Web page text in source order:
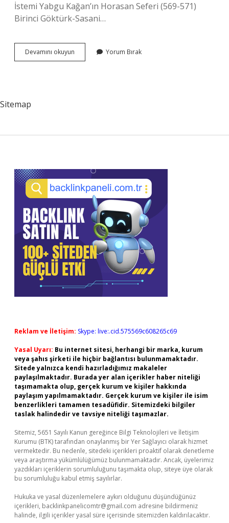
İstemi Yabgu Kağan’ın Horasan Seferi (569-571)
Birinci Göktürk-Sasani…
Devamını okuyun Göktürk
Devletinin
Yorum Bırak
Sitemap
Sidebar
Reklam ve İletişim: Skype: live:.cid.575569c608265c69
Yasal Uyarı: Bu internet sitesi, herhangi bir marka, kurum
veya şahıs şirketi ile hiçbir bağlantısı bulunmamaktadır.
Sitede yalnızca kendi hazırladığımız makaleler
paylaşılmaktadır. Burada yer alan içerikler haber niteliği
taşımamakta olup, gerçek kurum ve kişiler hakkında
paylaşım yapılmamaktadır. Gerçek kurum ve kişiler ile isim
benzerlikleri tamamen tesadüfidir. Sitemizdeki bilgiler
taslak halindedir ve tavsiye niteliği taşımazlar.
Sitemiz, 5651 Sayılı Kanun gereğince Bilgi Teknolojileri ve İletişim
Kurumu (BTK) tarafından onaylanmış bir Yer Sağlayıcı olarak hizmet
vermektedir. Bu nedenle, sitedeki içerikleri proaktif olarak denetleme
veya araştırma yükümlülüğümüz bulunmamaktadır. Ancak, üyelerimiz
yazdıkları içeriklerin sorumluluğunu taşımakta olup, siteye üye olarak
bu sorumluluğu kabul etmiş sayılırlar.
Hukuka ve yasal düzenlemelere aykırı olduğunu düşündüğünüz
içerikleri, backlinkpanelicomtr@gmail.com adresine bildirmeniz
halinde, ilgili içerikler yasal süre içerisinde sitemizden kaldırılacaktır.